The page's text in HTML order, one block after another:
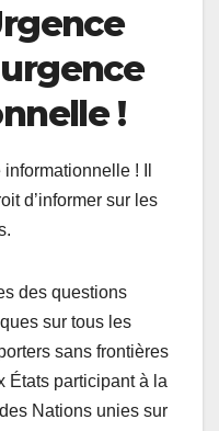
!
! Il
d’informer sur les
des questions
sur tous les
sans frontières
États participant à la
Nations unies sur